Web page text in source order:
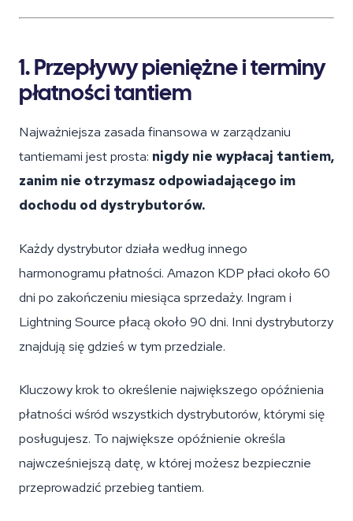
1. Przepływy pieniężne i terminy
płatności tantiem
Najważniejsza zasada finansowa w zarządzaniu
tantiemami jest prosta: nigdy nie wypłacaj tantiem,
zanim nie otrzymasz odpowiadającego im
dochodu od dystrybutorów.
Każdy dystrybutor działa według innego
harmonogramu płatności. Amazon KDP płaci około 60
dni po zakończeniu miesiąca sprzedaży. Ingram i
Lightning Source płacą około 90 dni. Inni dystrybutorzy
znajdują się gdzieś w tym przedziale.
Kluczowy krok to określenie największego opóźnienia
płatności wśród wszystkich dystrybutorów, którymi się
posługujesz. To największe opóźnienie określa
najwcześniejszą datę, w której możesz bezpiecznie
przeprowadzić przebieg tantiem.